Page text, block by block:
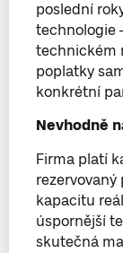
poslední
technologie
technickém
poplatky
konkrétní
Nevhodně
Firma platí
rezervovaný
kapacitu
úspornější
skutečná